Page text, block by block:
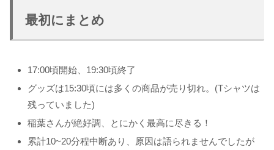
最初にまとめ
17:00頃開始、19:30頃終了
グッズは15:30頃には多くの商品が売り切れ。(Tシャツは
残っていました)
稲葉さんが絶好調、とにかく最高に尽きる！
累計10~20分程中断あり、原因は語られませんでしたが